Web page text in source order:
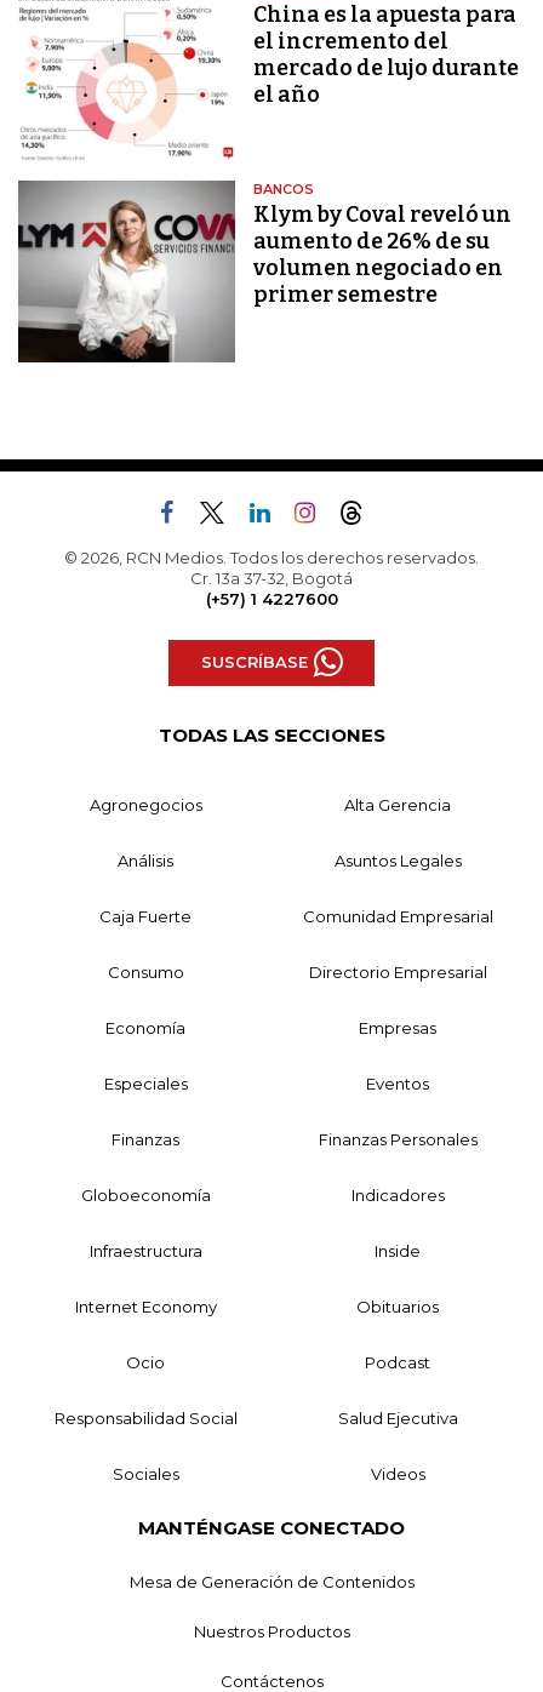
China es la apuesta para
el incremento del
mercado de lujo durante
el año
BANCOS
Klym by Coval reveló un
aumento de 26% de su
volumen negociado en
primer semestre
© 2026, RCN Medios. Todos los derechos reservados.
Cr. 13a 37-32, Bogotá
(+57) 1 4227600
SUSCRÍBASE
TODAS LAS SECCIONES
Agronegocios Alta Gerencia
Análisis Asuntos Legales
Caja Fuerte Comunidad Empresarial
Consumo Directorio Empresarial
Economía Empresas
Especiales Eventos
Finanzas Finanzas Personales
Globoeconomía Indicadores
Infraestructura Inside
Internet Economy Obituarios
Ocio Podcast
Responsabilidad Social Salud Ejecutiva
Sociales Videos
MANTÉNGASE CONECTADO
Mesa de Generación de Contenidos
Nuestros Productos
Contáctenos